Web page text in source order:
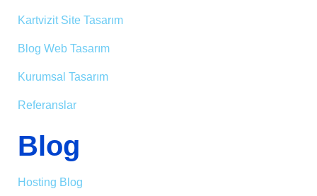
Kartvizit Site Tasarım
Blog Web Tasarım
Kurumsal Tasarım
Referanslar
Blog
Hosting Blog